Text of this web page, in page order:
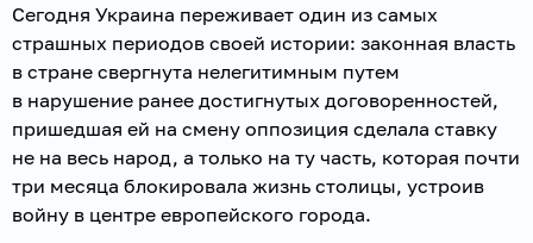
Сегодня Украина переживает один из самых
страшных периодов своей истории: законная власть
в стране свергнута нелегитимным путем
в нарушение ранее достигнутых договоренностей,
пришедшая ей на смену оппозиция сделала ставку
не на весь народ, а только на ту часть, которая почти
три месяца блокировала жизнь столицы, устроив
войну в центре европейского города.